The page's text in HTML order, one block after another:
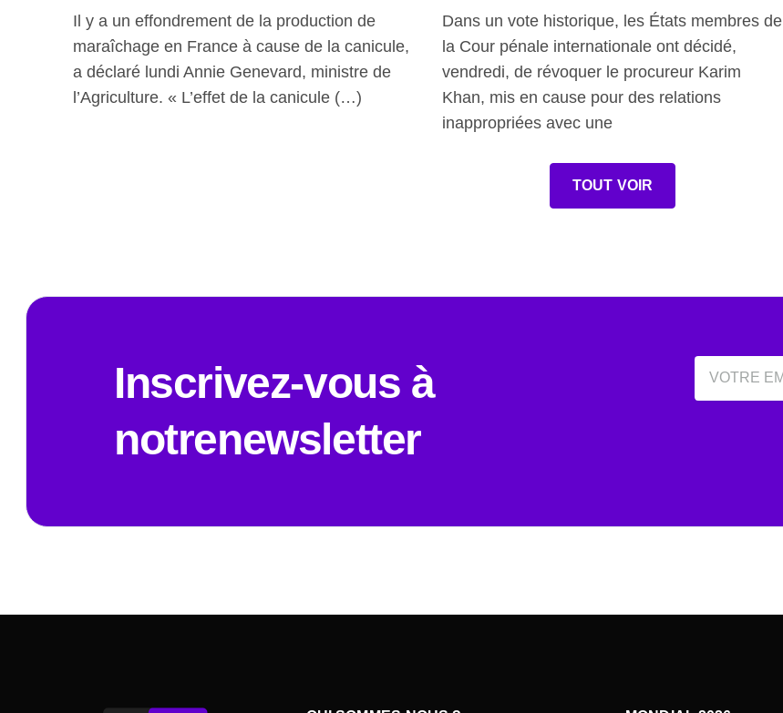
Il y a un effondrement de la production de
maraîchage en France à cause de la canicule,
a déclaré lundi Annie Genevard, ministre de
l’Agriculture. « L’effet de la canicule (…)
Dans un vote historique, les États membres de
la Cour pénale internationale ont décidé,
vendredi, de révoquer le procureur Karim
Khan, mis en cause pour des relations
inappropriées avec une
TOUT VOIR
Inscrivez-vous à
notrenewsletter
Email